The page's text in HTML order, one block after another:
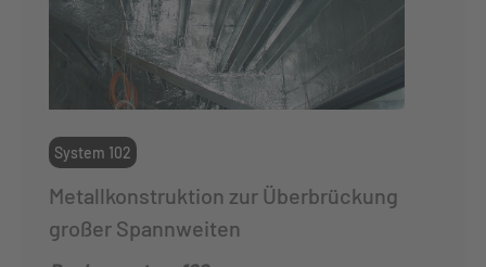
System 102
Metallkonstruktion zur Überbrückung
großer Spannweiten